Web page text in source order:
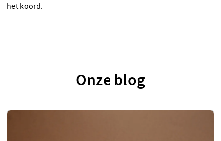
het koord.
Onze blog